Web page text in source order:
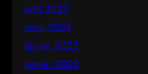
avril 2023
mars 2023
février 2023
janvier 2023